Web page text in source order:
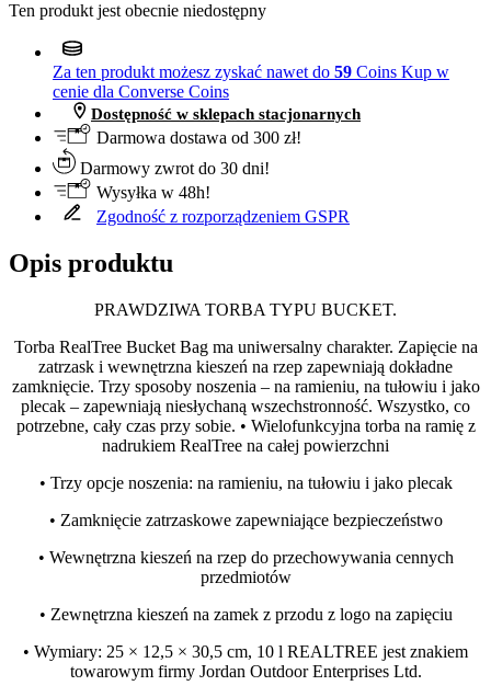
Ten produkt jest obecnie niedostępny
Za ten produkt możesz zyskać nawet do 59 Coins Kup w
cenie dla Converse Coins
Dostępność w sklepach stacjonarnych
Darmowa dostawa od 300 zł!
Darmowy zwrot do 30 dni!
Wysyłka w 48h!
Zgodność z rozporządzeniem GSPR
Opis produktu
PRAWDZIWA TORBA TYPU BUCKET.
Torba RealTree Bucket Bag ma uniwersalny charakter. Zapięcie na
zatrzask i wewnętrzna kieszeń na rzep zapewniają dokładne
zamknięcie. Trzy sposoby noszenia – na ramieniu, na tułowiu i jako
plecak – zapewniają niesłychaną wszechstronność. Wszystko, co
potrzebne, cały czas przy sobie. • Wielofunkcyjna torba na ramię z
nadrukiem RealTree na całej powierzchni
• Trzy opcje noszenia: na ramieniu, na tułowiu i jako plecak
• Zamknięcie zatrzaskowe zapewniające bezpieczeństwo
• Wewnętrzna kieszeń na rzep do przechowywania cennych
przedmiotów
• Zewnętrzna kieszeń na zamek z przodu z logo na zapięciu
• Wymiary: 25 × 12,5 × 30,5 cm, 10 l REALTREE jest znakiem
towarowym firmy Jordan Outdoor Enterprises Ltd.